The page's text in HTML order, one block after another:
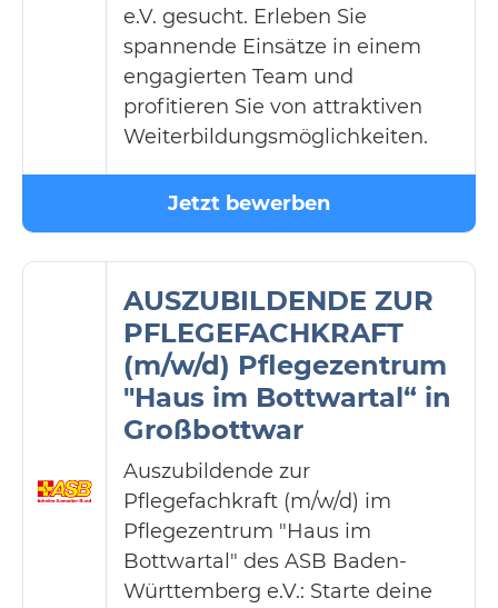
e.V. gesucht. Erleben Sie
spannende Einsätze in einem
engagierten Team und
profitieren Sie von attraktiven
Weiterbildungsmöglichkeiten.
Jetzt bewerben
AUSZUBILDENDE ZUR
PFLEGEFACHKRAFT
(m/w/d) Pflegezentrum
"Haus im Bottwartal“ in
Großbottwar
Auszubildende zur
Pflegefachkraft (m/w/d) im
Pflegezentrum "Haus im
Bottwartal" des ASB Baden-
Württemberg e.V.: Starte deine